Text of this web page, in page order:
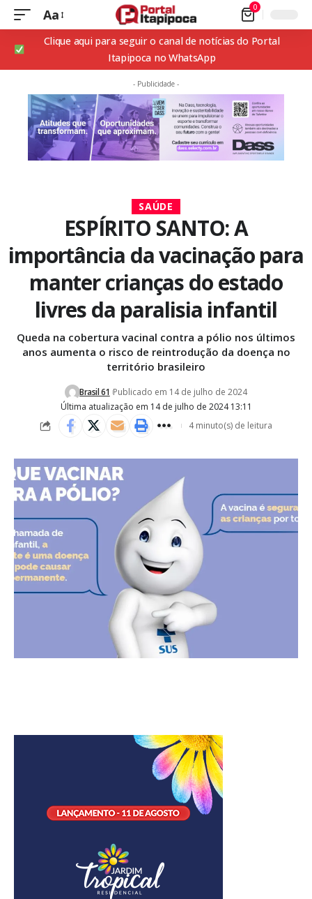
Aa 0
Clique aqui para seguir o canal de notícias do Portal
Itapipoca no WhatsApp
- Publicidade -
SAÚDE
ESPÍRITO SANTO: A
importância da vacinação para
manter crianças do estado
livres da paralisia infantil
Queda na cobertura vacinal contra a pólio nos últimos
anos aumenta o risco de reintrodução da doença no
território brasileiro
Última atualização em 14 de julho de 2024 13:11
Brasil 61 Publicado em 14 de julho de 2024
4 minuto(s) de leitura